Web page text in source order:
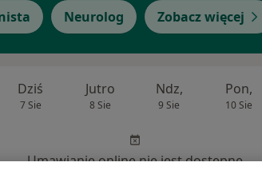
Neurolog Zobacz więcej
Dziś
7 Sie
Jutro
8 Sie
Ndz,
9 Sie
Pon,
10 Sie
Umawianie online nie jest dostępne